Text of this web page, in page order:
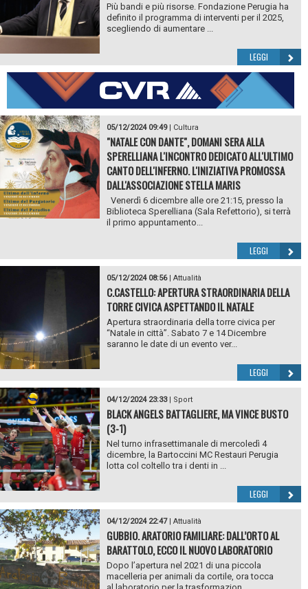
Più bandi e più risorse. Fondazione Perugia ha
definito il programma di interventi per il 2025,
scegliendo di aumentare ...
LEGGI
05/12/2024 09:49| Cultura
"NATALE CON DANTE", DOMANI SERA ALLA
SPERELLIANA L'INCONTRO DEDICATO ALL'ULTIMO
CANTO DELL'INFERNO. L'INIZIATIVA PROMOSSA
DALL'ASSOCIAZIONE STELLA MARIS
Venerdì 6 dicembre alle ore 21:15, presso la
Biblioteca Sperelliana (Sala Refettorio), si terrà
il primo appuntamento...
LEGGI
05/12/2024 08:56| Attualità
C.CASTELLO: APERTURA STRAORDINARIA DELLA
TORRE CIVICA ASPETTANDO IL NATALE
Apertura straordinaria della torre civica per
“Natale in città”. Sabato 7 e 14 Dicembre
saranno le date di un evento ver...
LEGGI
04/12/2024 23:33| Sport
BLACK ANGELS BATTAGLIERE, MA VINCE BUSTO
(3-1)
Nel turno infrasettimanale di mercoledì 4
dicembre, la Bartoccini MC Restauri Perugia
lotta col coltello tra i denti in ...
LEGGI
04/12/2024 22:47| Attualità
GUBBIO. ARATORIO FAMILIARE: DALL’ORTO AL
BARATTOLO, ECCO IL NUOVO LABORATORIO
Dopo l’apertura nel 2021 di una piccola
macelleria per animali da cortile, ora tocca